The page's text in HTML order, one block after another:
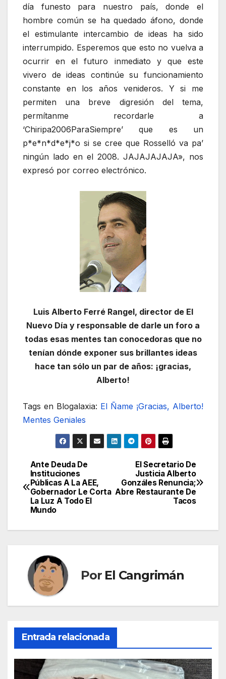
día funesto para nuestro país, donde el
hombre común se ha quedado áfono, donde
el estimulante intercambio de ideas ha sido
interrumpido. Esperemos que esto no vuelva a
ocurrir en el futuro inmediato y que este
vivero de ideas continúe su funcionamiento
constante en los años venideros. Y si me
permiten una breve digresión del tema,
permítanme recordarle a
‘Chiripa2006ParaSiempre’ que es un
p*e*n*d*e*j*o si se cree que Rosselló va pa’
ningún lado en el 2008. JAJAJAJAJA», nos
expresó por correo electrónico.
Luis Alberto Ferré Rangel, director de El
Nuevo Día y responsable de darle un foro a
todas esas mentes tan conocedoras que no
tenían dónde exponer sus brillantes ideas
hace tan sólo un par de años: ¡gracias,
Alberto!
Tags en Blogalaxia: El Ñame ¡Gracias, Alberto!
Mentes Geniales
Navegación
de
entradas
El Secretario De
Justicia Alberto
Gonzáles Renuncia;
Abre Restaurante De
Tacos
Ante Deuda De
Instituciones
Públicas A La AEE,
Gobernador Le Corta
La Luz A Todo El
Mundo
Por El Cangrimán
Entrada relacionada